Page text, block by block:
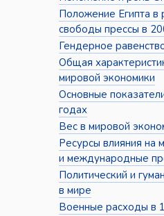
Положение Египта в
свободы прессы в
Гендерное
Общая
мировой экономики
Основные
годах
Вес в мировой
Ресурсы влияния
и международные
Политический и
в мире
Военные расходы в